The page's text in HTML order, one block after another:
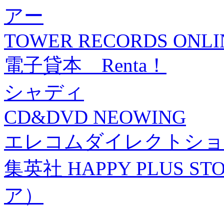
アー
TOWER RECORDS
電子貸本 Renta！
シャディ
CD&DVD NEOWING
エレコムダイレクトシ
集英社 HAPPY PLUS
ア）